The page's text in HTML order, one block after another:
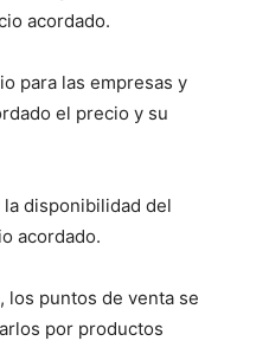
acordado.
para las empresas y
el precio y su
disponibilidad del
acordado.
los puntos de venta se
por productos